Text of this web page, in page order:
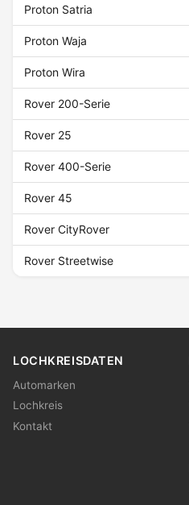
Proton Satria
Proton Waja
Proton Wira
Rover 200-Serie
Rover 25
Rover 400-Serie
Rover 45
Rover CityRover
Rover Streetwise
LOCHKREISDATEN
Automarken
Lochkreis
Kontakt